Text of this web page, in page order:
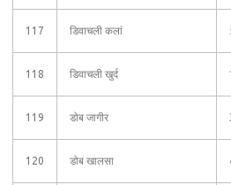
117 डिवाचली कलां
118 डिवाचली खुर्द
119 डोब जागीर
120 डोब खालसा